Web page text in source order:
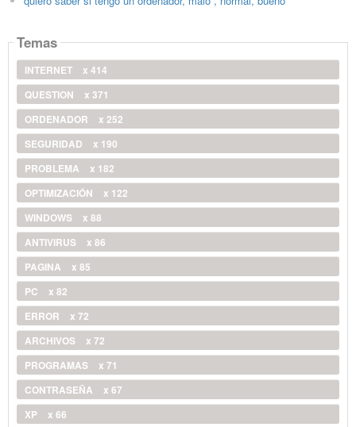
Temas
INTERNET
x 414
QUESTION
x 371
ORDENADOR
x 252
SEGURIDAD
x 190
PROBLEMA
x 182
OPTIMIZACIÓN
x 122
WINDOWS
x 88
ANTIVIRUS
x 86
PAGINA
x 85
PC
x 82
ERROR
x 72
ARCHIVOS
x 72
PROGRAMAS
x 71
CONTRASEÑA
x 67
XP
x 66